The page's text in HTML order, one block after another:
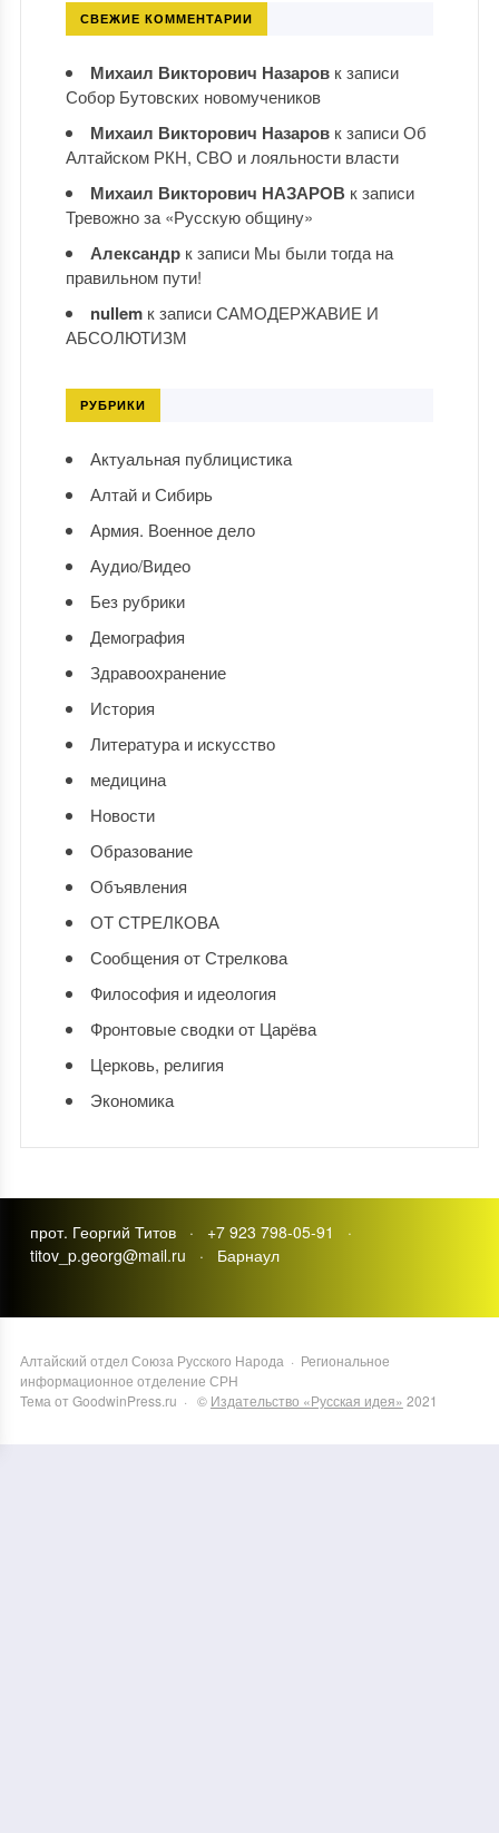
СВЕЖИЕ КОММЕНТАРИИ
Михаил Викторович Назаровк записи
Собор Бутовских новомучеников
Михаил Викторович Назаровк записиОб
Алтайском РКН, СВО и лояльности власти
Михаил Викторович НАЗАРОВ к записи
Тревожно за «Русскую общину»
Александрк записи Мы были тогда на
правильном пути!
nullemк записиСАМОДЕРЖАВИЕ И
АБСОЛЮТИЗМ
РУБРИКИ
Актуальная публицистика
Алтай и Сибирь
Армия. Военное дело
Аудио/Видео
Без рубрики
Демография
Здравоохранение
История
Литература и искусство
медицина
Новости
Образование
Объявления
ОТ СТРЕЛКОВА
Сообщения от Стрелкова
Философия и идеология
Фронтовые сводки от Царёва
Церковь, религия
Экономика
прот. Георгий Титов · +7 923 798-05-91 ·
titov_p.georg@mail.ru · Барнаул
Алтайский отдел Союза Русского Народа · Региональное
информационное отделение СРН
Тема от GoodwinPress.ru · © Издательство «Русская идея» 2021